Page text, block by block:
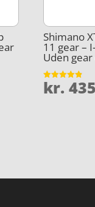
Shimano
11 gear –
Uden
Vurderet
4.8
kr.